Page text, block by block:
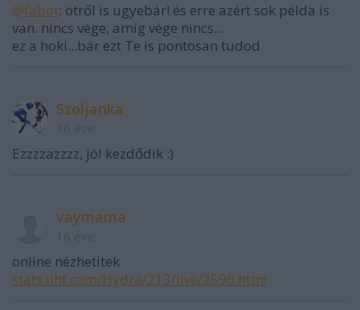
@fabot: ötről is ugyebár! és erre azért sok példa is
van. nincs vége, amíg vége nincs...
ez a hoki...bár ezt Te is pontosan tudod
Szoljanka
Ezzzzazzzz, jól kezdődik :)
vaymama
online nézhetitek
stats.iihf.com/Hydra/213/live/2596.html